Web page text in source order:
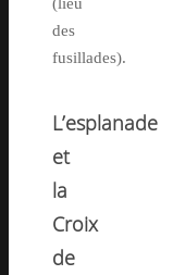
des
fusillades).
L’esplanade
et
la
Croix
de